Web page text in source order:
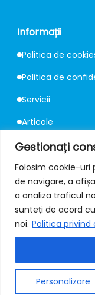
Gestionați
Folosim cookie-uri
de navigare, a
a analiza traficul
sunteți de acord
noi. Politica privind
Personalizare
Informații
Politica de
Politica de
Servicii
Articole
Consultanță
Contact
📍Strada Mureș
✉️
+40 731 309
🔗Facebook